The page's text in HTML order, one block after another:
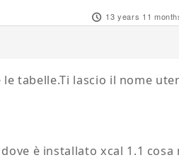
13 years 11
tabelle.Ti lascio il nome
dove è installato xcal 1.1 cosa